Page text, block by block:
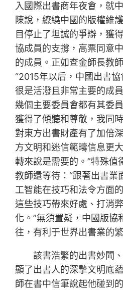
入國際出書商年夜會，就
陳說，繚繞中國的版權維
目停止了坦誠的爭辯，獲
協成員的支撐，高票同意
的成員。正如查金師長教
“2015年以后，中國出書
很是活潑且非常主要的成
幾個主要委員會都有其委
獲得了傾聽和尊敬，我同
對東方出書財產有了加倍
方文明和迷信範疇信息更
轉來說是需要的。”特殊值
教師還等待：“跟著出書業
工智能在技巧和法令方面
這些技巧帶來好處、打消
化。”無須置疑，中國版協
往，有利于世界出書業的
該書浩繁的出書妙聞
顯了出書人的深摯文明底
師在書中信筆說起他碰到